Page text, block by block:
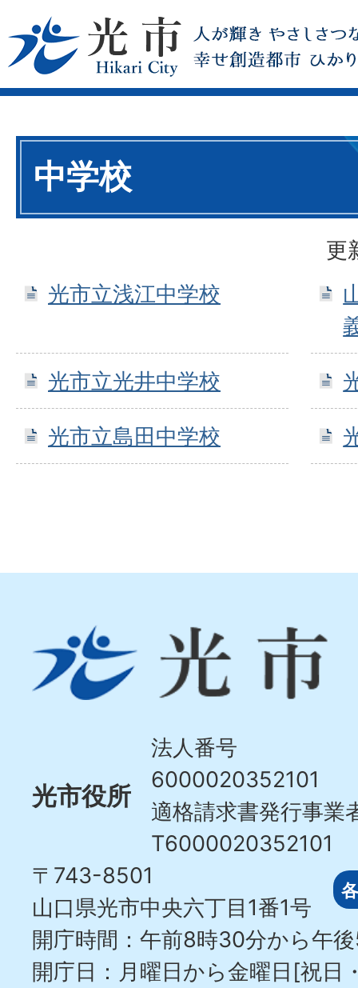
中学校
更
光市立浅江中学校
光市立光井中学校
光市立島田中学校
市
Hikari
光市役所
法人番号
6000020352101
適格請求書発行事業
T6000020352101
〒743-8501
山口県光市中央六丁目1番1号
開庁時間：午前8時30分から午
開庁日：月曜日から金曜日[祝日